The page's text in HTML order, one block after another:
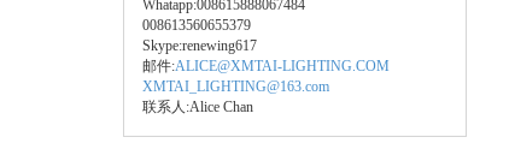
Whatapp:008615888067484
008613560655379
Skype:renewing617
邮件:ALICE@XMTAI-LIGHTING.COM
XMTAI_LIGHTING@163.com
联系人:Alice Chan